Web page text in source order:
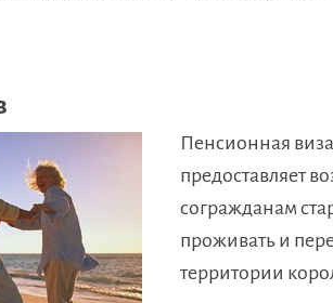
Пенсионная
предоставляет
согражданам
проживать и
территории